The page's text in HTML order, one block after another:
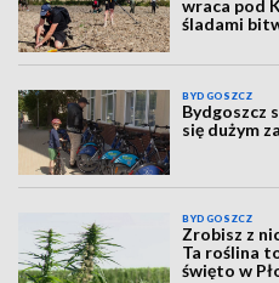
wraca pod
śladami
BYDGOSZCZ
Bydgoszcz
się dużym
BYDGOSZCZ
Zrobisz z
Ta roślina
święto w